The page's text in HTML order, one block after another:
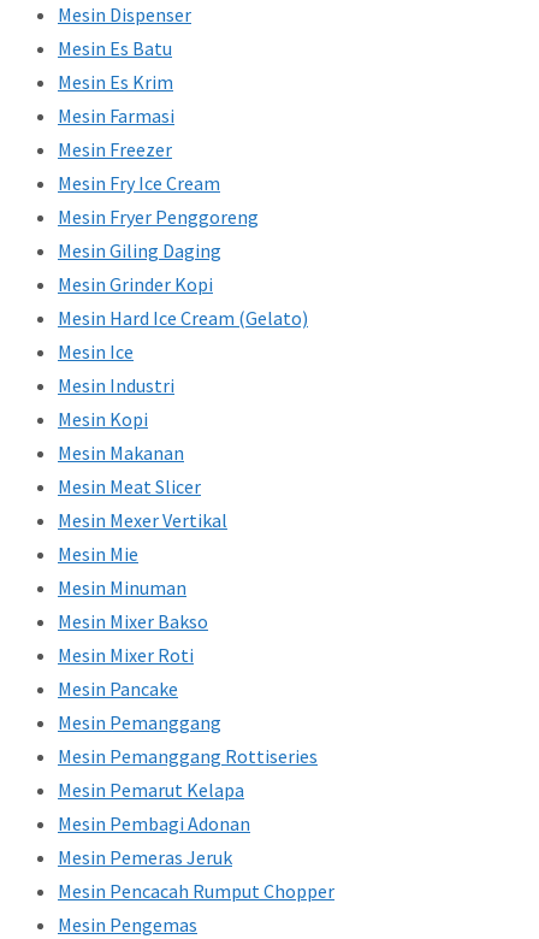
Mesin Dispenser
Mesin Es Batu
Mesin Es Krim
Mesin Farmasi
Mesin Freezer
Mesin Fry Ice Cream
Mesin Fryer Penggoreng
Mesin Giling Daging
Mesin Grinder Kopi
Mesin Hard Ice Cream (Gelato)
Mesin Ice
Mesin Industri
Mesin Kopi
Mesin Makanan
Mesin Meat Slicer
Mesin Mexer Vertikal
Mesin Mie
Mesin Minuman
Mesin Mixer Bakso
Mesin Mixer Roti
Mesin Pancake
Mesin Pemanggang
Mesin Pemanggang Rottiseries
Mesin Pemarut Kelapa
Mesin Pembagi Adonan
Mesin Pemeras Jeruk
Mesin Pencacah Rumput Chopper
Mesin Pengemas